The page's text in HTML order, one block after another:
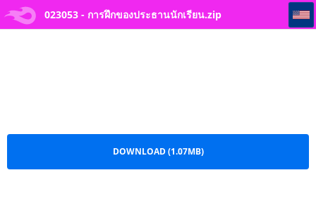
023053 - การฝึกของประธานนักเรียน.zip
023053 - การฝึกของประธานนักเรียน
DOWNLOAD (1.07MB)